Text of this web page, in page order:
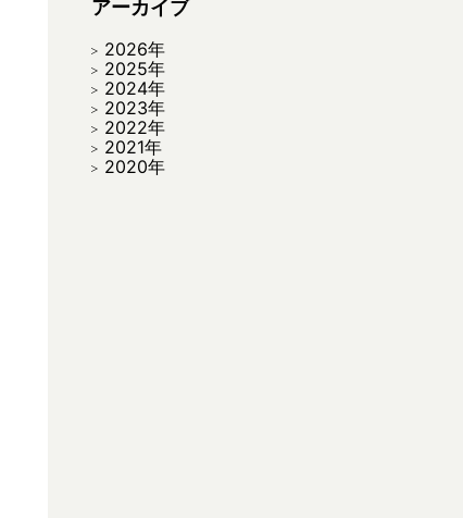
アーカイブ
2026年
2025年
2024年
2023年
2022年
2021年
2020年